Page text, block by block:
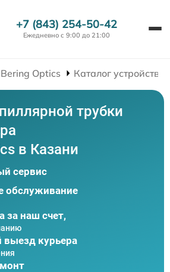
+7 (843) 254-50-42
Ежедневно с 9:00 до 21:00
Optics Каталог устройств
трубки
в Казани
сервис
обслуживание
за наш счет,
выезд курьера